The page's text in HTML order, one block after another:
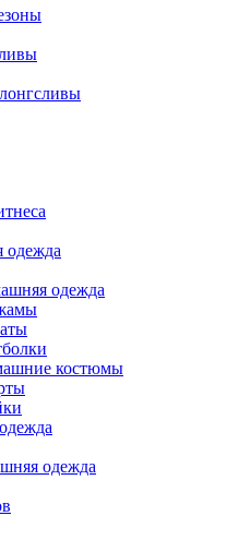
одежда
одежда
костюмы
одежда